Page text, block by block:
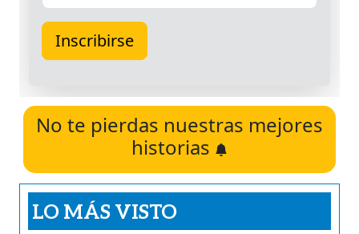
No te pierdas nuestras mejores
historias
LO MÁS VISTO